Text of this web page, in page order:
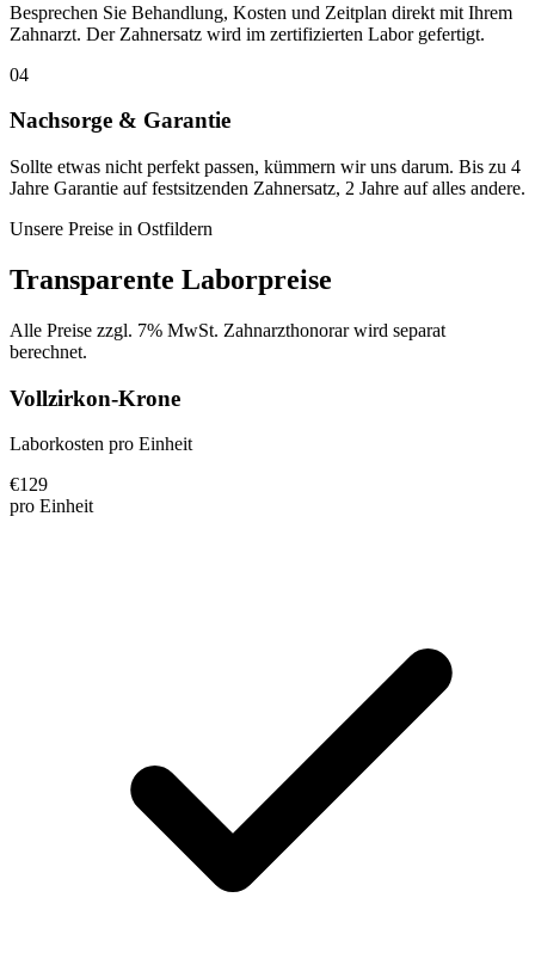
Besprechen Sie Behandlung, Kosten und Zeitplan direkt mit Ihrem
Zahnarzt. Der Zahnersatz wird im zertifizierten Labor gefertigt.
04
Nachsorge & Garantie
Sollte etwas nicht perfekt passen, kümmern wir uns darum. Bis zu 4
Jahre Garantie auf festsitzenden Zahnersatz, 2 Jahre auf alles andere.
Unsere Preise in Ostfildern
Transparente Laborpreise
Alle Preise zzgl. 7% MwSt. Zahnarzthonorar wird separat
berechnet.
Vollzirkon-Krone
Laborkosten pro Einheit
€129
pro Einheit